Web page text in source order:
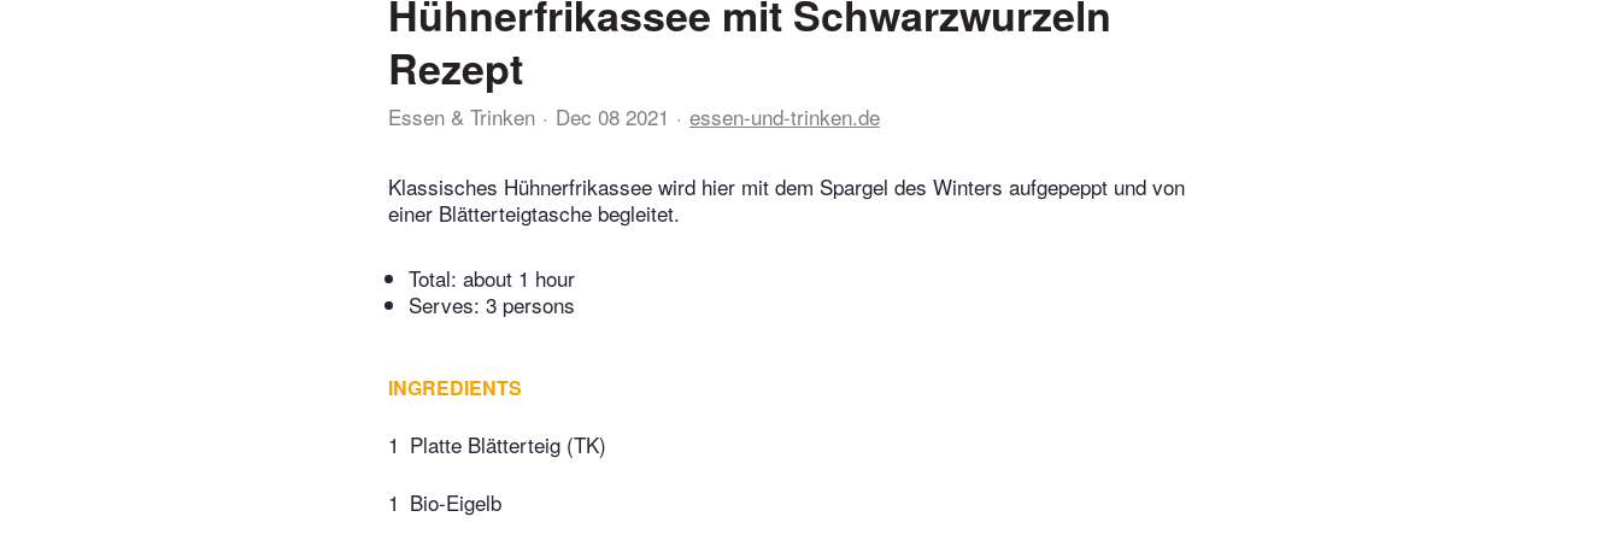
Hühnerfrikassee mit Schwarzwurzeln
Rezept
Essen & Trinken Dec 08 2021 essen-und-trinken.de
Klassisches Hühnerfrikassee wird hier mit dem Spargel des Winters aufgepeppt und von
einer Blätterteigtasche begleitet.
Total: about 1 hour
Serves: 3 persons
INGREDIENTS
1 Platte Blätterteig (TK)
1 Bio-Eigelb